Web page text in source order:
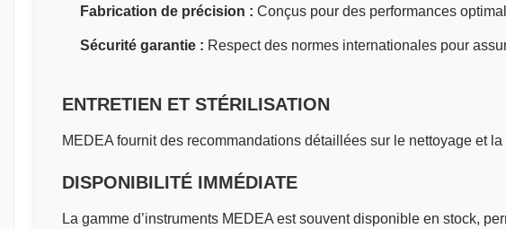
Fabrication de précision : Conçus pour des performances
Sécurité garantie : Respect des normes internationales pour
ENTRETIEN ET STÉRILISATION
MEDEA fournit des recommandations détaillées sur le nettoyage et
DISPONIBILITÉ IMMÉDIATE
La gamme d’instruments MEDEA est souvent disponible en stock,